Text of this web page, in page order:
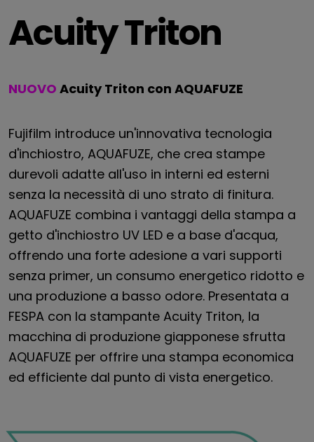
Acuity Triton
NUOVO Acuity Triton con AQUAFUZE
Fujifilm introduce un'innovativa tecnologia
d'inchiostro, AQUAFUZE, che crea stampe
durevoli adatte all'uso in interni ed esterni
senza la necessità di uno strato di finitura.
AQUAFUZE combina i vantaggi della stampa a
getto d'inchiostro UV LED e a base d'acqua,
offrendo una forte adesione a vari supporti
senza primer, un consumo energetico ridotto e
una produzione a basso odore. Presentata a
FESPA con la stampante Acuity Triton, la
macchina di produzione giapponese sfrutta
AQUAFUZE per offrire una stampa economica
ed efficiente dal punto di vista energetico.